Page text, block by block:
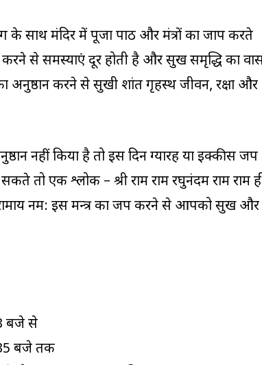
के साथ मंदिर में पूजा पाठ और मंत्रों का जाप करते
से समस्याएं दूर होती है और सुख समृद्धि का
का अनुष्ठान करने से सुखी शांत गृहस्थ जीवन, रक्षा और
नहीं किया है तो इस दिन ग्यारह या इक्कीस जप
तो एक श्लोक – श्री राम राम रघुनंदम राम राम
रामाय नम: इस मन्त्र का जप करने से आपको सुख और
बजे से
बजे तक